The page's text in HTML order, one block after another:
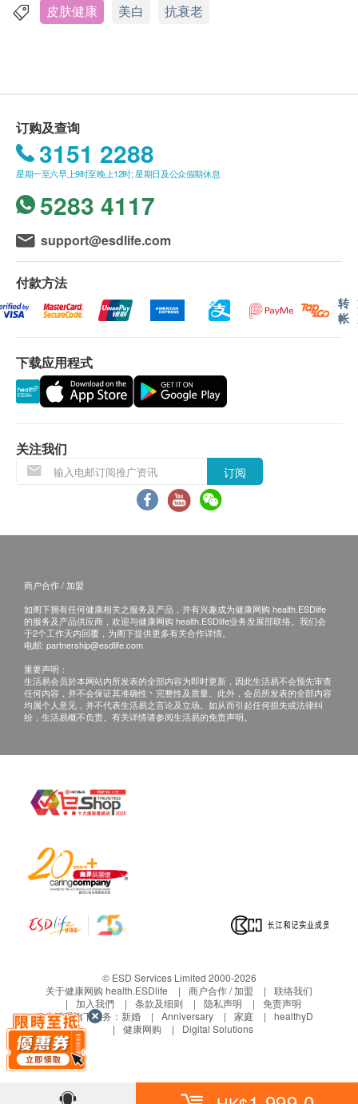
功效
超过180年前权贵极度奢华的美容方，令容颜持久不
衰，是当年寻常百姓遥不可及的美容古法，疗效、药
用价值极高，具有天然珍贵的珍珠蛋白(内含18种氨基
酸)、15种微量元素及丰富珍珠质，而中国历代名医李
时珍的巨著《本草纲目》都大为表扬珍珠粉的疗效推
祟备至。
严选「日本国产之阿古屋贝」海水珍珠日本「日本国
产之阿古屋贝」海水珍珠是极优等级的珍珠品种，其
一颗瑰丽闪烁的虹光，光芒折射锐利，这是由日本经
过百年养殖经验历史，进化成为现今完全成熟的养殖
技术，才能令珍珠质量提升到如此高的上等水平，每
少，颗颗都拥有水润贵气的色泽，水滢欲滴，呈现夺
目诱人的光泽感。
或以上。
超微细珍珠粉成分解构
「日本国产之阿古屋贝」
130万目超微细珍珠粉
目前最小规格为: ~36.8㎛ (约130万目)
高绵密度入口溶化> 养分直接吸收，由内散发出白里
透红
提亮
胞再生、增强皮肤弹性，为胶原蛋白提供再生原
料。成人日服可维持心血管健康。
吸收天然珍珠质，经细致打磨成130万目珍珠粉的
珍珠质分子极小，更易吸收，小孩日服可帮助生
牙齿健康。
性，对抗氧化，抗衰老功效显著。
主要成份
日本进口珍珠粉、维生素D3
适用人士
应最少有12个月或以上。
送货条款：
购买 乐道 / 扶正气 产品总额满HK$600，即可享本
地免费送货服务。账单总额未满HK$600需附加
HK$50运费。
我们将于确定订单后3个工作天内安排发货。
不排除运送时间会因节日而有所影响。当八号烈风
讯号悬挂或黑色暴雨警告生效时，送货服务时间将
会延迟。
所有订单须视乎相关货品的供应情况再作最后确
认。倘若健康网购health.ESDlife未能提供任何订
受该订单，并且会于送货前透过电话或电邮通知顾
客再作安排。
退换条款：
当顾客收取已订购之货品时，有责任检查货品是否
有损毁情况，一经确认签收，恕不接受退换。
退换产品必须包装完整，如退换之产品有任何残缺
人药业 客户服务部跟进。
电邮: crmsa@chinesepharm.com.hk
皮肤健康 美白 抗衰老
订购及查询
3151 2288
星期一至六早上9时至晚上12时; 星期日及公众假期休息
5283 4117
support@esdlife.com
付款方法
转
帐
下载应用程式
关注我们
订阅
商户合作 / 加盟
如阁下拥有任何健康相关之服务及产品，并有兴趣成为健康网购 health.ESDlife
的服务及产品供应商，欢迎与健康网购 health.ESDlife业务发展部联络。我们会
于2个工作天内回覆，为阁下提供更多有关合作详情。
电邮: partnership@esdlife.com
重要声明：
生活易会员於本网站内所发表的全部内容为即时更新，因此生活易不会预先审查
任何内容，并不会保证其准确性丶完整性及质量。此外，会员所发表的全部内容
均属个人意见，并不代表生活易之言论及立场。如从而引起任何损失或法律纠
纷，生活易概不负责。有关详情请参阅生活易的免责声明。
© ESD Services Limited 2000-2026
关于健康网购 health.ESDlife
商户合作 / 加盟
联络我们
加入我們
条款及细则 隐私声明
免责声明
生活易旗下业务： 新婚 Anniversary 家庭
healthyD
健康网购
Digital Solutions